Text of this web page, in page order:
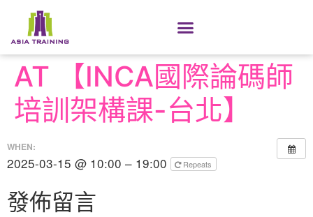
AT 【INCA國際論碼師
培訓架構課-台北】
WHEN:
2025-03-15 @ 10:00 – 19:00 Repeats
發佈留言